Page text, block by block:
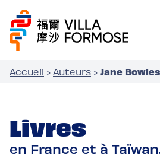
Accueil › Auteurs › Jane Bowles
Livres
en France et à